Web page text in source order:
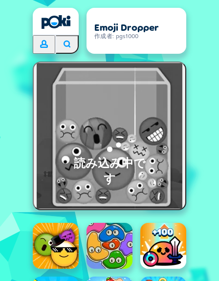
Emoji Dropper
作成者: pgs1000
読み込み中で
す